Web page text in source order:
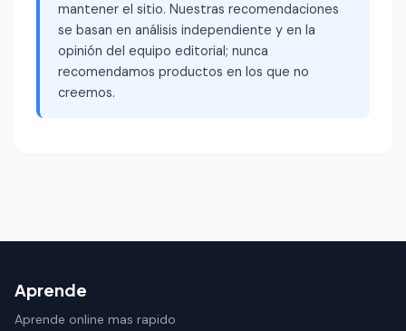
mantener el sitio. Nuestras recomendaciones
se basan en análisis independiente y en la
opinión del equipo editorial; nunca
recomendamos productos en los que no
creemos.
Aprende
Aprende online mas rapido